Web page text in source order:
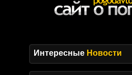
Интересные Новости